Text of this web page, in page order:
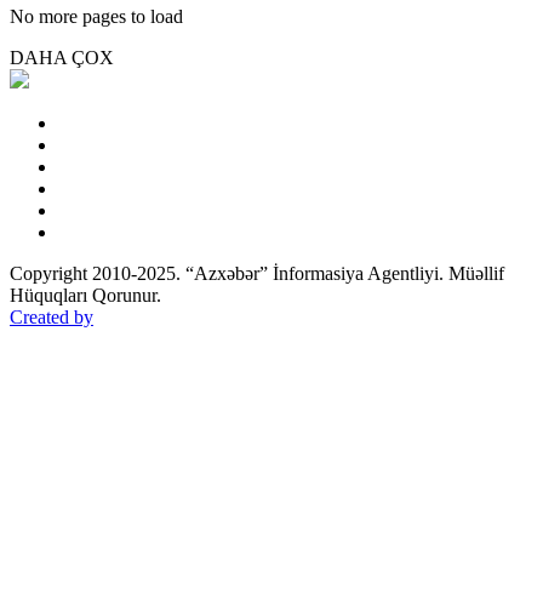
No more pages to load
DAHA ÇOX
Copyright 2010-2025. “Azxəbər” İnformasiya Agentliyi. Müəllif
Hüquqları Qorunur.
Created by